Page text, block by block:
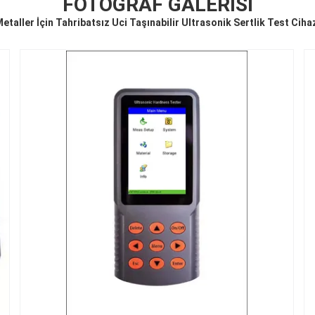
FOTOĞRAF GALERISI
İçin Tahribatsız Uci Taşınabilir Ultrasonik Sertlik Test